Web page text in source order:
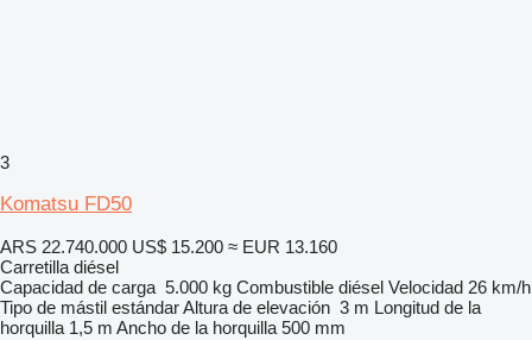
3
Komatsu FD50
ARS 22.740.000 US$ 15.200 ≈ EUR 13.160
Carretilla diésel
Capacidad de carga 5.000 kg Combustible diésel Velocidad 26 km/h
Tipo de mástil estándarAltura de elevación 3 m Longitud de la
horquilla 1,5 m Ancho de la horquilla 500 mm